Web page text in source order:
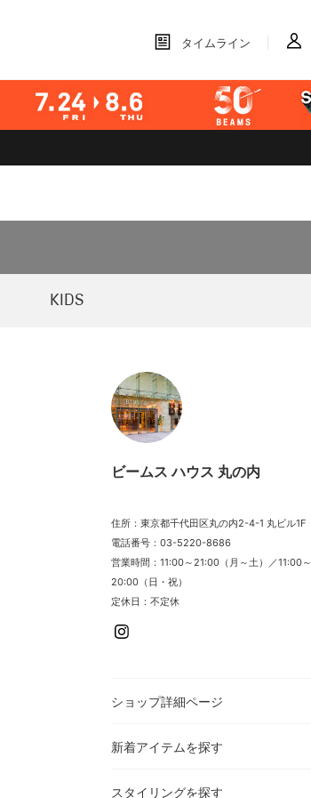
タイムライン
KIDS
ビームス ハウス 丸の内
住所：東京都千代田区丸の内2-4-1 丸ビル1F
電話番号：03-5220-8686
営業時間：11:00～21:00（月～土）／11:00～
20:00（日・祝）
定休日：不定休
ショップ詳細ページ
新着アイテムを探す
スタイリングを探す